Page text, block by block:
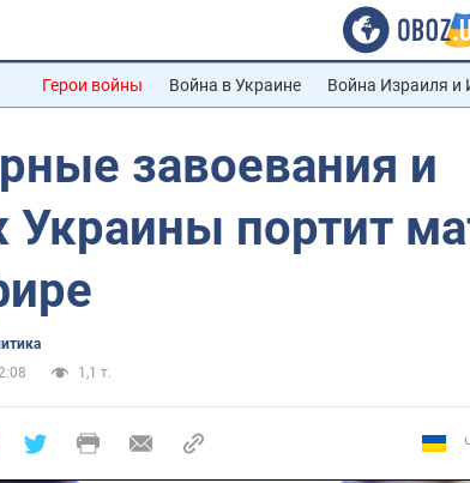
Герои войны Война в Украине Война Израиля и
завоевания и
портит
1,1 т.